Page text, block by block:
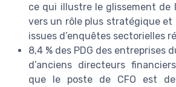
ce qui illustre le glissement
vers un rôle plus stratégique et
issues d’enquêtes sectorielles
8,4 % des PDG des entreprises
d’anciens directeurs
que le poste de CFO est